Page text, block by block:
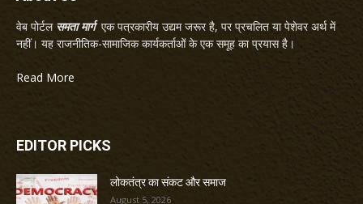
वेब पोर्टल समता मार्गएक पत्रकारीय उद्यम जरूर है, पर प्रचलित या पेशेवर अर्थ में
नहीं। यह राजनीतिक-सामाजिक कार्यकर्ताओं के एक समूह का प्रयास है।
Read More
EDITOR PICKS
लोकतंत्र का संकट और समाज
August 5, 2026